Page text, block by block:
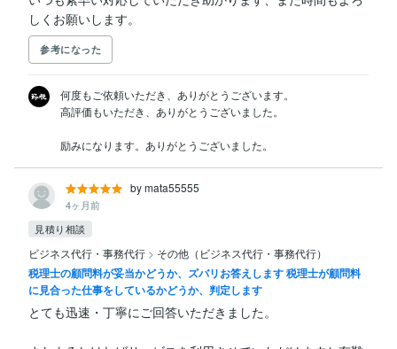
しくお願いします。
参考になった
何度もご依頼いただき、ありがとうございます。
高評価もいただき、ありがとうございました。
励みになります。ありがとうございました。
by mata55555
4ヶ月前
見積り相談
ビジネス代行・事務代行 > その他（ビジネス代行・事務代行）
税理士の顧問料が妥当かどうか、ズバリお答えします 税理士が顧問料
に見合った仕事をしているかどうか、判定します
とても迅速・丁寧にご回答いただきました。